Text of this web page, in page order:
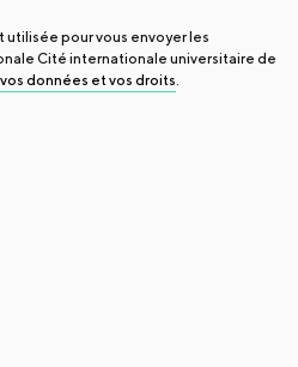
pour vous envoyer les
Cité internationale universitaire de
données et vos droits